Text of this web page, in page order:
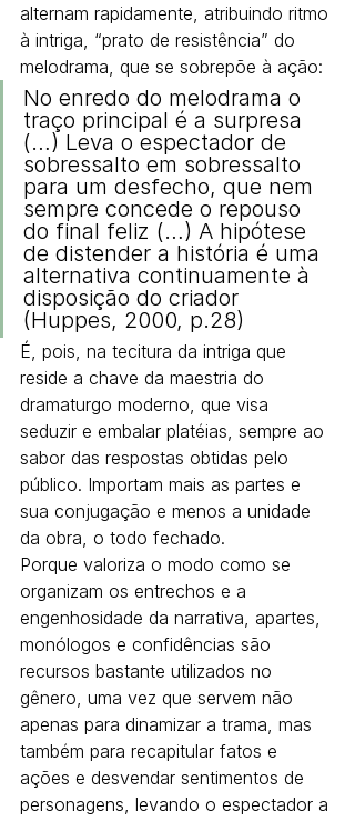
alternam rapidamente, atribuindo ritmo
à intriga, “prato de resistência” do
melodrama, que se sobrepõe à ação:
No enredo do melodrama o
traço principal é a surpresa
(…) Leva o espectador de
sobressalto em sobressalto
para um desfecho, que nem
sempre concede o repouso
do final feliz (…) A hipótese
de distender a história é uma
alternativa continuamente à
disposição do criador
(Huppes, 2000, p.28)
É, pois, na tecitura da intriga que
reside a chave da maestria do
dramaturgo moderno, que visa
seduzir e embalar platéias, sempre ao
sabor das respostas obtidas pelo
público. Importam mais as partes e
sua conjugação e menos a unidade
da obra, o todo fechado.
Porque valoriza o modo como se
organizam os entrechos e a
engenhosidade da narrativa, apartes,
monólogos e confidências são
recursos bastante utilizados no
gênero, uma vez que servem não
apenas para dinamizar a trama, mas
também para recapitular fatos e
ações e desvendar sentimentos de
personagens, levando o espectador a